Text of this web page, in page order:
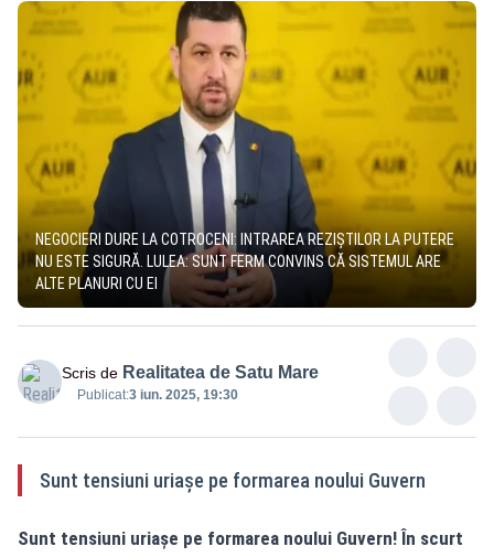
NEGOCIERI DURE LA COTROCENI: INTRAREA REZIȘTILOR LA PUTERE
NU ESTE SIGURĂ. LULEA: SUNT FERM CONVINS CĂ SISTEMUL ARE
ALTE PLANURI CU EI
Scris de Realitatea de Satu Mare
Publicat:3 iun. 2025, 19:30
Sunt tensiuni uriașe pe formarea noului Guvern
Sunt tensiuni uriașe pe formarea noului Guvern! În scurt